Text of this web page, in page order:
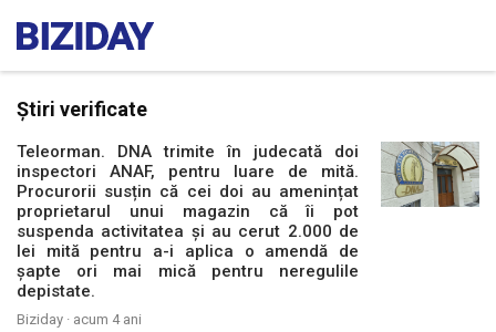
Știri verificate
Teleorman. DNA trimite în judecată doi
inspectori ANAF, pentru luare de mită.
Procurorii susțin că cei doi au amenințat
proprietarul unui magazin că îi pot
suspenda activitatea și au cerut 2.000 de
lei mită pentru a-i aplica o amendă de
șapte ori mai mică pentru neregulile
depistate.
Biziday · acum 4 ani